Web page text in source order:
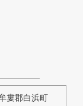
婁郡白浜町